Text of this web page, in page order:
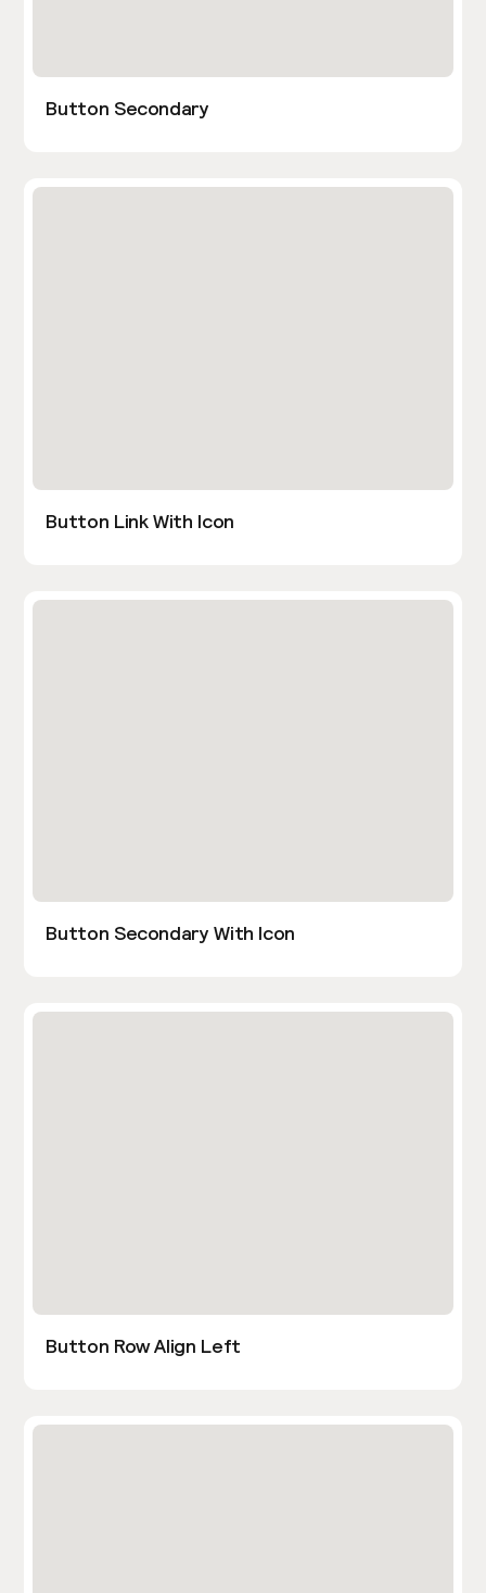
Button Secondary
Button Link With Icon
Button Secondary With Icon
Button Row Align Left